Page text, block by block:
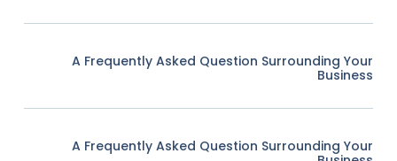
A Frequently Asked Question Surrounding Your
Business
A Frequently Asked Question Surrounding Your